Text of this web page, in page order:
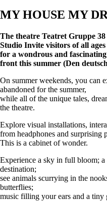
MY HOUSE MY
The theatre Teatret Gruppe
Studio Invite visitors of all ages
for a wondrous and
front this summer (Den
On summer weekends, you can
abandoned for the summer,
while all of the unique tales,
the theatre.
Explore visual installations,
from headphones and surprising
This is a cabinet of wonder.
Experience a sky in full bloom; a
destination;
see animals scurrying in the
butterflies;
music filling your ears and a tiny